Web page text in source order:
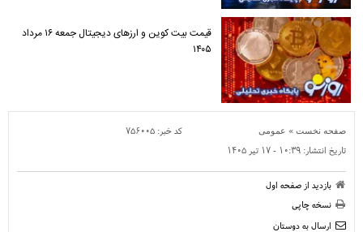
قیمت بیت کوین و ارز‌های دیجیتال جمعه ۱۶ مرداد
۱۴۰۵
صفحه نخست » عمومی کد خبر: ۷۵۶۰۰۵
تاریخ انتشار: ۱۰:۳۹ - ۱۷ تير ۱۴۰۵
بازدید از صفحه اول
نسخه چاپی
ارسال به دوستان